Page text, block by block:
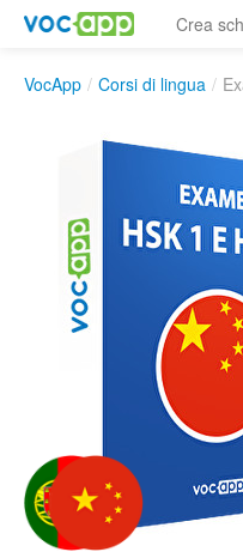
Crea
VocApp / Corsi di lingua /